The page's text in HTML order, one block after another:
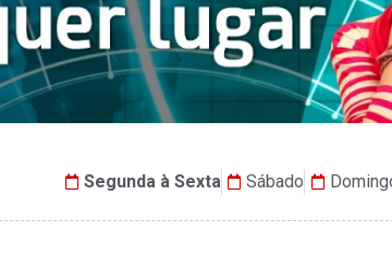
Segunda à Sexta Sábado